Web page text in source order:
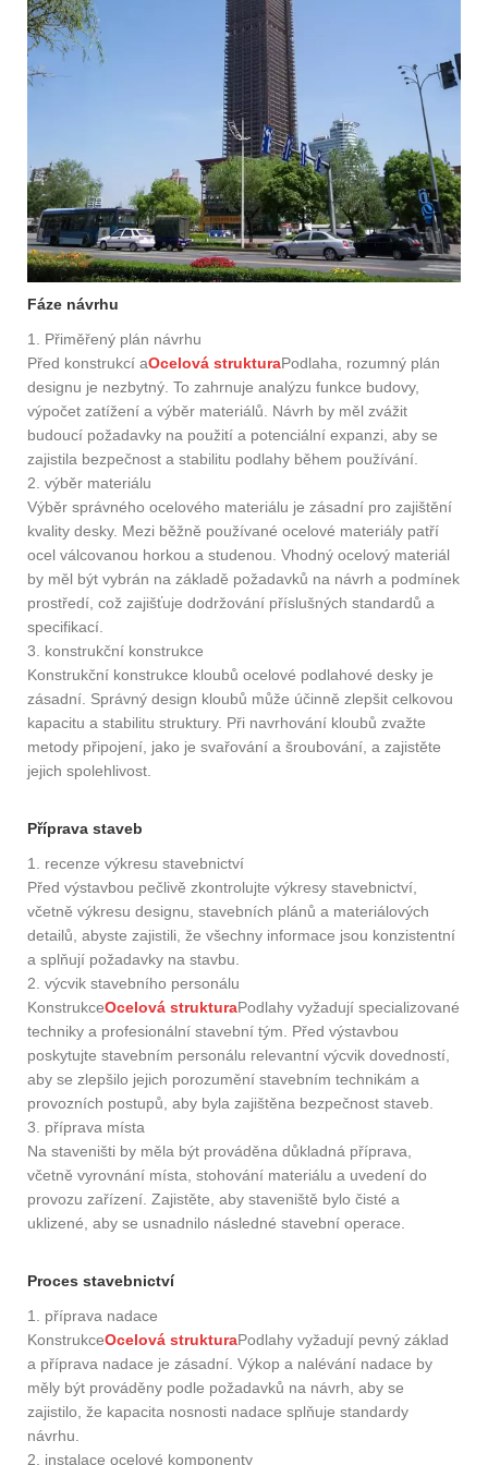
Fáze návrhu
1. Přiměřený plán návrhu
Před konstrukcí aOcelová strukturaPodlaha, rozumný plán
designu je nezbytný. To zahrnuje analýzu funkce budovy,
výpočet zatížení a výběr materiálů. Návrh by měl zvážit
budoucí požadavky na použití a potenciální expanzi, aby se
zajistila bezpečnost a stabilitu podlahy během používání.
2. výběr materiálu
Výběr správného ocelového materiálu je zásadní pro zajištění
kvality desky. Mezi běžně používané ocelové materiály patří
ocel válcovanou horkou a studenou. Vhodný ocelový materiál
by měl být vybrán na základě požadavků na návrh a podmínek
prostředí, což zajišťuje dodržování příslušných standardů a
specifikací.
3. konstrukční konstrukce
Konstrukční konstrukce kloubů ocelové podlahové desky je
zásadní. Správný design kloubů může účinně zlepšit celkovou
kapacitu a stabilitu struktury. Při navrhování kloubů zvažte
metody připojení, jako je svařování a šroubování, a zajistěte
jejich spolehlivost.
Příprava staveb
1. recenze výkresu stavebnictví
Před výstavbou pečlivě zkontrolujte výkresy stavebnictví,
včetně výkresu designu, stavebních plánů a materiálových
detailů, abyste zajistili, že všechny informace jsou konzistentní
a splňují požadavky na stavbu.
2. výcvik stavebního personálu
KonstrukceOcelová strukturaPodlahy vyžadují specializované
techniky a profesionální stavební tým. Před výstavbou
poskytujte stavebním personálu relevantní výcvik dovedností,
aby se zlepšilo jejich porozumění stavebním technikám a
provozních postupů, aby byla zajištěna bezpečnost staveb.
3. příprava místa
Na staveništi by měla být prováděna důkladná příprava,
včetně vyrovnání místa, stohování materiálu a uvedení do
provozu zařízení. Zajistěte, aby staveniště bylo čisté a
uklizené, aby se usnadnilo následné stavební operace.
Proces stavebnictví
1. příprava nadace
KonstrukceOcelová strukturaPodlahy vyžadují pevný základ
a příprava nadace je zásadní. Výkop a nalévání nadace by
měly být prováděny podle požadavků na návrh, aby se
zajistilo, že kapacita nosnosti nadace splňuje standardy
návrhu.
2. instalace ocelové komponenty